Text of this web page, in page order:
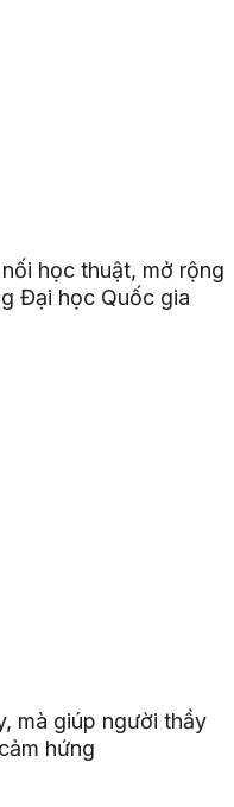
học thuật, mở rộng
Đại học Quốc gia
mà giúp người thầy
hứng